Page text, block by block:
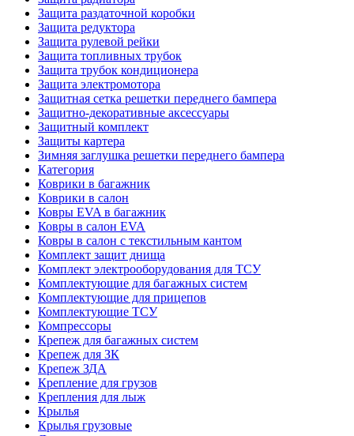
Защита раздаточной коробки
Защита редуктора
Защита рулевой рейки
Защита топливных трубок
Защита трубок кондиционера
Защита электромотора
Защитная сетка решетки переднего бампера
Защитно-декоративные аксессуары
Защитный комплект
Защиты картера
Зимняя заглушка решетки переднего бампера
Категория
Коврики в багажник
Коврики в салон
Ковры EVA в багажник
Ковры в салон EVA
Ковры в салон с текстильным кантом
Комплект защит днища
Комплект электрооборудования для ТСУ
Комплектующие для багажных систем
Комплектующие для прицепов
Комплектующие ТСУ
Компрессоры
Крепеж для багажных систем
Крепеж для ЗК
Крепеж ЗДА
Крепление для грузов
Крепления для лыж
Крылья
Крылья грузовые